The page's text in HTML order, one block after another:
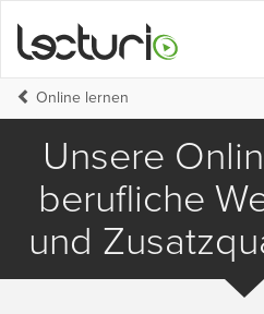
Online lernen
Unsere
berufliche
und